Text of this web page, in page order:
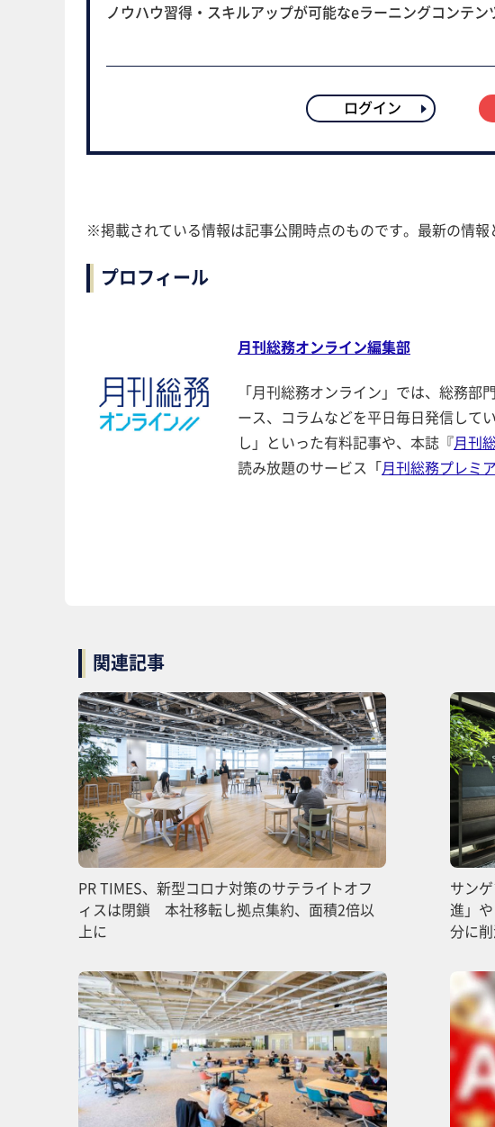
ノウハウ習得・スキルアップが可能なeラーニングコンテン
ログイン
※掲載されている情報は記事公開時点のものです。最新の情報
プロフィール
月刊総務オンライン編集部
「月刊総務オンライン」では、総務
ース、コラムなどを平日毎日発信して
し」といった有料記事や、本誌『月刊
読み放題のサービス「月刊総務プレミ
関連記事
PR TIMES、新型コロナ対策のサテライトオフ
ィスは閉鎖 本社移転し拠点集約、面積2倍以
上に
サン
進」
分に